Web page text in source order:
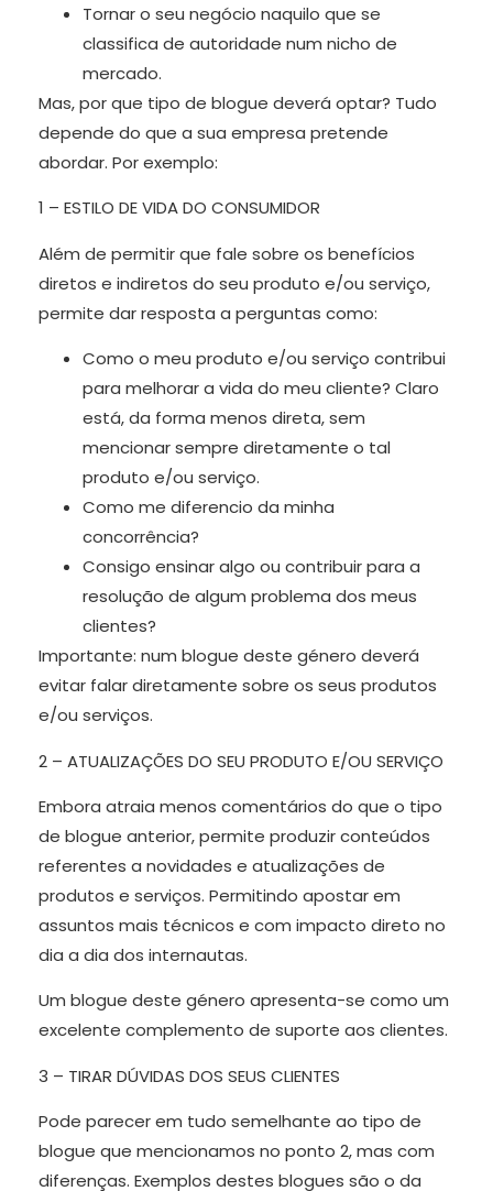
Tornar o seu negócio naquilo que se
classifica de autoridade num nicho de
mercado.
Mas, por que tipo de blogue deverá optar? Tudo
depende do que a sua empresa pretende
abordar. Por exemplo:
1 – ESTILO DE VIDA DO CONSUMIDOR
Além de permitir que fale sobre os benefícios
diretos e indiretos do seu produto e/ou serviço,
permite dar resposta a perguntas como:
Como o meu produto e/ou serviço contribui
para melhorar a vida do meu cliente? Claro
está, da forma menos direta, sem
mencionar sempre diretamente o tal
produto e/ou serviço.
Como me diferencio da minha
concorrência?
Consigo ensinar algo ou contribuir para a
resolução de algum problema dos meus
clientes?
Importante: num blogue deste género deverá
evitar falar diretamente sobre os seus produtos
e/ou serviços.
2 – ATUALIZAÇÕES DO SEU PRODUTO E/OU SERVIÇO
Embora atraia menos comentários do que o tipo
de blogue anterior, permite produzir conteúdos
referentes a novidades e atualizações de
produtos e serviços. Permitindo apostar em
assuntos mais técnicos e com impacto direto no
dia a dia dos internautas.
Um blogue deste género apresenta-se como um
excelente complemento de suporte aos clientes.
3 – TIRAR DÚVIDAS DOS SEUS CLIENTES
Pode parecer em tudo semelhante ao tipo de
blogue que mencionamos no ponto 2, mas com
diferenças. Exemplos destes blogues são o da